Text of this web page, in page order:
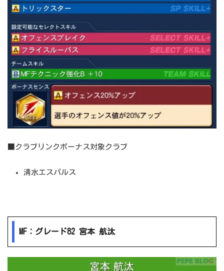
■クラブリンクボーナス対象クラブ
清水エスパルス
MF：グレード82 宮本 航汰